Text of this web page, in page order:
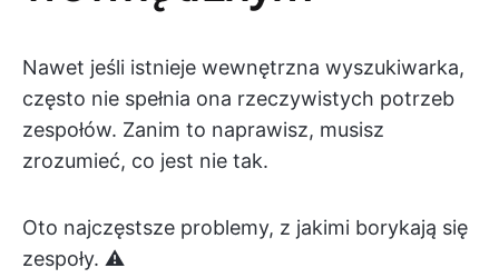
Nawet jeśli istnieje wewnętrzna wyszukiwarka,
często nie spełnia ona rzeczywistych potrzeb
zespołów. Zanim to naprawisz, musisz
zrozumieć, co jest nie tak.
Oto najczęstsze problemy, z jakimi borykają się
zespoły. ⚠️